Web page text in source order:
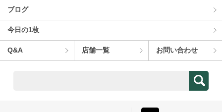
ブログ
今⽇の1枚
Q&A 店舗⼀覧 お問い合わせ